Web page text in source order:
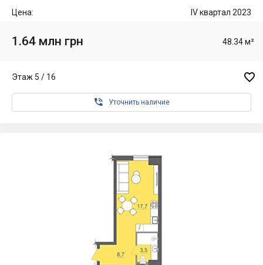
Цена: IV квартал 2023
1.64 млн грн 48.34 м²
Этаж 5 / 16 
 Уточнить наличие